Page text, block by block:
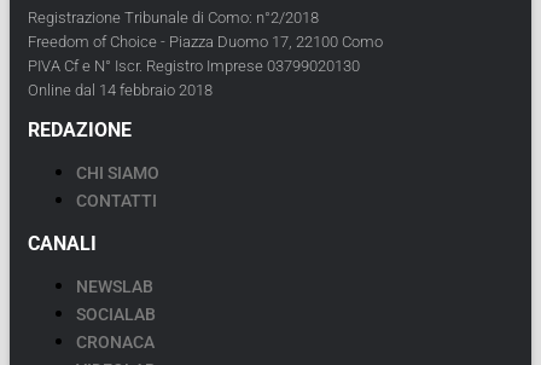
Registrazione Tribunale di Como: n°2/2018
Freedom of Choice - Piazza Duomo 17, 22100 Como
PIVA Cf e N° Iscr. Registro Imprese 03799020130
Online dal 14 febbraio 2018
REDAZIONE
CHI SIAMO
CONTATTI
CANALI
NEWSLAB
SOCIALAB
CRONACA